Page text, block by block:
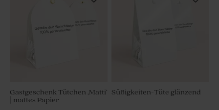
Gastgeschenk Tütchen ‚Matti‘
| mattes Papier
Süßigkeiten-Tüte glänzend